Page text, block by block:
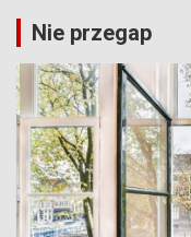
Nie przegap